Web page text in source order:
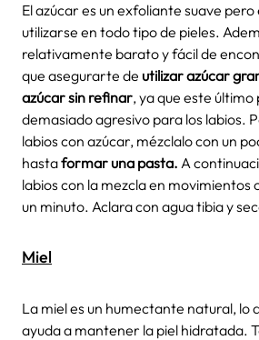
El azúcar es un exfoliante suave
utilizarse en todo tipo de pieles.
relativamente barato y fácil de
que asegurarte de utilizar azúcar
azúcar sin refinar, ya que este
demasiado agresivo para los labios.
labios con azúcar, mézclalo con un
hastaformar una pasta. A
labios con la mezcla en movimientos
un minuto. Aclara con agua tibia y
Miel
La miel es un humectante natural, lo
ayuda a mantener la piel hidratada.